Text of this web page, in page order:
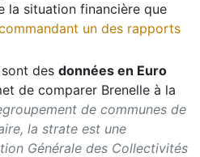
la situation financière que
un des rapports
des données en Euro
de comparer Brenelle à la
de communes de
la strate est une
Générale des Collectivités